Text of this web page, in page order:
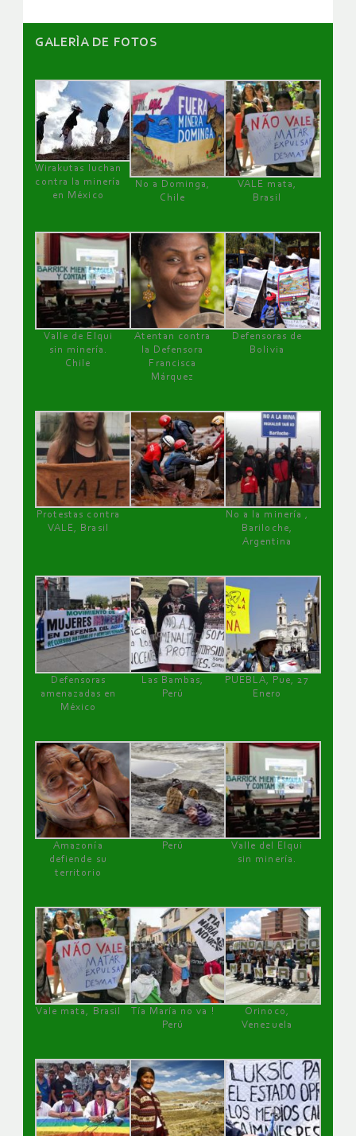
GALERÌA DE FOTOS
Wirakutas luchan
contra la minería
en México
No a Dominga,
Chile
VALE mata,
Brasil
Valle de Elqui
sin minería.
Chile
Atentan contra
la Defensora
Francisca
Márquez
Defensoras de
Bolivia
Protestas contra
VALE, Brasil
No a la minería ,
Bariloche,
Argentina
Defensoras
amenazadas en
México
Las Bambas,
Perú
PUEBLA, Pue, 27
Enero
Amazonía
defiende su
territorio
Perú
Valle del Elqui
sin minería.
Vale mata, Brasil
Tía María no va !
Perú
Orinoco,
Venezuela